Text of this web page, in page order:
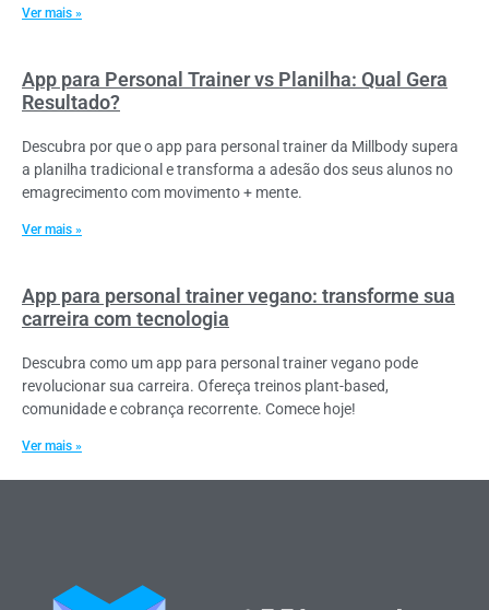
Ver mais »
App para Personal Trainer vs Planilha: Qual Gera
Resultado?
Descubra por que o app para personal trainer da Millbody supera
a planilha tradicional e transforma a adesão dos seus alunos no
emagrecimento com movimento + mente.
Ver mais »
App para personal trainer vegano: transforme sua
carreira com tecnologia
Descubra como um app para personal trainer vegano pode
revolucionar sua carreira. Ofereça treinos plant-based,
comunidade e cobrança recorrente. Comece hoje!
Ver mais »